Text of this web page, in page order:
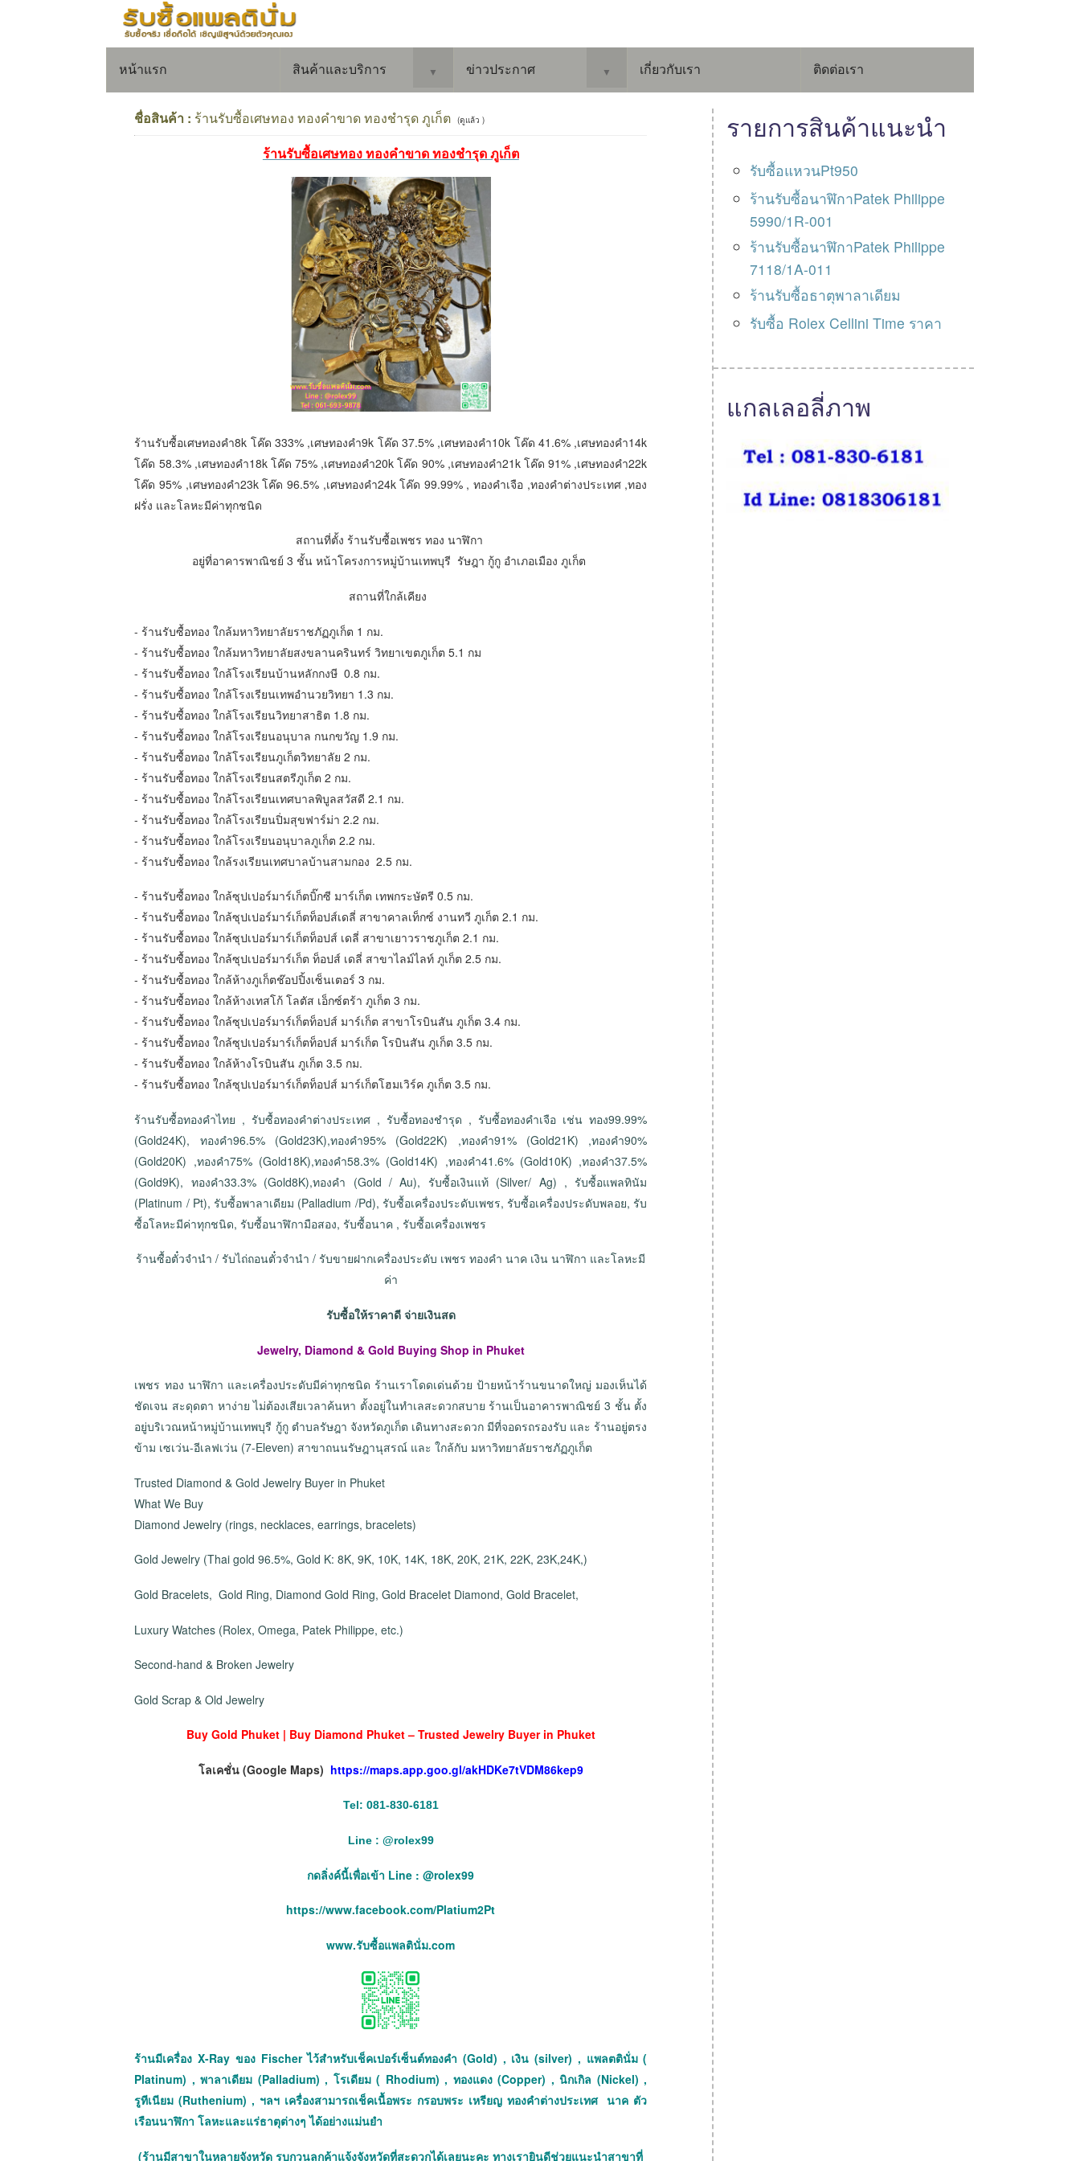
หน้าแรก สินค้าและบริการ ▼ ข่าวประกาศ ▼ เกี่ยวกับเรา ติดต่อเรา
ชื่อสินค้า : ร้านรับซื้อเศษทอง ทองคำขาด ทองชำรุด ภูเก็ต (ดูแล้ว )
ร้านรับซื้อเศษทอง ทองคำขาด ทองชำรุด ภูเก็ต
ร้านรับซื้อเศษทองคำ8k โค๊ด 333% ,เศษทองคำ9k โค๊ด 37.5% ,เศษทองคำ10k โค๊ด 41.6% ,เศษทองคำ14k
โค๊ด 58.3% ,เศษทองคำ18k โค๊ด 75% ,เศษทองคำ20k โค๊ด 90% ,เศษทองคำ21k โค๊ด 91% ,เศษทองคำ22k
โค๊ด 95% ,เศษทองคำ23k โค๊ด 96.5% ,เศษทองคำ24k โค๊ด 99.99% , ทองคำเจือ ,ทองคำต่างประเทศ ,ทอง
ฝรั่ง และโลหะมีค่าทุกชนิด
สถานที่ตั้ง ร้านรับซื้อเพชร ทอง นาฬิกา
อยู่ที่อาคารพาณิชย์ 3 ชั้น หน้าโครงการหมู่บ้านเทพบุรี รัษฎา กู้กู อำเภอเมือง ภูเก็ต
สถานที่ใกล้เคียง
- ร้านรับซื้อทอง​ ใกล้มหาวิทยาลัยราชภัฏภูเก็ต 1 กม.
- ร้านรับซื้อทอง​ ใกล้มหาวิทยาลัยสงขลานครินทร์ วิทยาเขตภูเก็ต 5.1 กม
- ร้านรับซื้อทอง​ ใกล้โรงเรียนบ้านหลักกงษี 0.8 กม.
- ร้านรับซื้อทอง​ ใกล้โรงเรียนเทพอำนวยวิทยา 1.3 กม.
- ร้านรับซื้อทอง​ ใกล้โรงเรียนวิทยาสาธิต 1.8 กม.
- ร้านรับซื้อทอง​ ใกล้โรงเรียนอนุบาล กนกขวัญ 1.9 กม.
- ร้านรับซื้อทอง​ ใกล้โรงเรียนภูเก็ตวิทยาลัย 2 กม.
- ร้านรับซื้อทอง​ ใกล้โรงเรียนสตรีภูเก็ต 2 กม.
- ร้านรับซื้อทอง​ ใกล้โรงเรียนเทศบาลพิบูลสวัสดี 2.1 กม.
- ร้านรับซื้อทอง​ ใกล้โรงเรียนปิ่มสุขฟาร์ม่า 2.2 กม.
- ร้านรับซื้อทอง​ ใกล้โรงเรียนอนุบาลภูเก็ต 2.2 กม.
- ร้านรับซื้อทอง​ ใกล้รงเรียนเทศบาลบ้านสามกอง 2.5 กม.
- ร้านรับซื้อทอง​ ใกล้ซุปเปอร์มาร์เก็ตบิ๊กซี มาร์เก็ต เทพกระษัตรี 0.5 กม.
- ร้านรับซื้อทอง​ ใกล้ซุปเปอร์มาร์เก็ตท็อปส์เดลี่ สาขาคาลเท็กซ์ งานทวี ภูเก็ต 2.1 กม.
- ร้านรับซื้อทอง​ ใกล้ซุปเปอร์มาร์เก็ตท็อปส์ เดลี่ สาขาเยาวราชภูเก็ต 2.1 กม.
- ร้านรับซื้อทอง​ ใกล้ซุปเปอร์มาร์เก็ต ท็อปส์ เดลี่ สาขาไลม์ไลท์ ภูเก็ต 2.5 กม.
- ร้านรับซื้อทอง​ ใกล้ห้างภูเก็ตช๊อปปิ้งเซ็นเตอร์ 3 กม.
- ร้านรับซื้อทอง​ ใกล้ห้างเทสโก้ โลตัส เอ็กซ์ตร้า ภูเก็ต 3 กม.
- ร้านรับซื้อทอง​ ใกล้ซุปเปอร์มาร์เก็ตท็อปส์ มาร์เก็ต สาขาโรบินสัน ภูเก็ต 3.4 กม.
- ร้านรับซื้อทอง​ ใกล้ซุปเปอร์มาร์เก็ตท็อปส์ มาร์เก็ต โรบินสัน ภูเก็ต 3.5 กม.
- ร้านรับซื้อทอง​ ใกล้ห้างโรบินสัน ภูเก็ต 3.5 กม.
- ร้านรับซื้อทอง​ ใกล้ซุปเปอร์มาร์เก็ตท็อปส์ มาร์เก็ตโฮมเวิร์ค ภูเก็ต 3.5 กม.
ร้านรับซื้อทองคำไทย , รับซื้อทองคำต่างประเทศ , รับซื้อทองชำรุด , รับซื้อทองคำเจือ เช่น ทอง99.99%
(Gold24K), ทองคำ96.5% (Gold23K),ทองคำ95% (Gold22K) ,ทองคำ91% (Gold21K) ,ทองคำ90%
(Gold20K) ,ทองคำ75% (Gold18K),ทองคำ58.3% (Gold14K) ,ทองคำ41.6% (Gold10K) ,ทองคำ37.5%
(Gold9K), ทองคำ33.3% (Gold8K),ทองคำ (Gold / Au), รับซื้อเงินแท้ (Silver/ Ag) , รับซื้อแพลทินัม
(Platinum / Pt), รับซื้อพาลาเดียม (Palladium /Pd), รับซื้อเครื่องประดับเพชร, รับซื้อเครื่องประดับพลอย, รับ
ซื้อโลหะมีค่าทุกชนิด, รับซื้อนาฬิกามือสอง, รับซื้อนาค , รับซื้อเครื่องเพชร
ร้านซื้อตั๋วจำนำ / รับไถ่ถอนตั๋วจำนำ / รับขายฝากเครื่องประดับ เพชร ทองคำ นาค เงิน นาฬิกา และโลหะมี
ค่า
รับซื้อให้ราคาดี จ่ายเงินสด
Jewelry, Diamond & Gold Buying Shop in Phuket
เพชร ทอง นาฬิกา และเครื่องประดับมีค่าทุกชนิด ร้านเราโดดเด่นด้วย ป้ายหน้าร้านขนาดใหญ่ มองเห็นได้
ชัดเจน สะดุดตา หาง่าย ไม่ต้องเสียเวลาค้นหา ตั้งอยู่ในทำเลสะดวกสบาย ร้านเป็นอาคารพาณิชย์ 3 ชั้น ตั้ง
อยู่บริเวณหน้าหมู่บ้านเทพบุรี กู้กู ตำบลรัษฎา จังหวัดภูเก็ต เดินทางสะดวก มีที่จอดรถรองรับ และ ร้านอยู่ตรง
ข้าม เซเว่น-อีเลฟเว่น (7-Eleven) สาขาถนนรัษฎานุสรณ์ และ ใกล้กับ มหาวิทยาลัยราชภัฏภูเก็ต
Trusted Diamond & Gold Jewelry Buyer in Phuket
What We Buy
Diamond Jewelry (rings, necklaces, earrings, bracelets)
Gold Jewelry (Thai gold 96.5%, Gold K: 8K, 9K, 10K, 14K, 18K, 20K, 21K, 22K, 23K,24K,)
Gold Bracelets, Gold Ring, Diamond Gold Ring, Gold Bracelet Diamond, Gold Bracelet,
Luxury Watches (Rolex, Omega, Patek Philippe, etc.)
Second-hand & Broken Jewelry
Gold Scrap & Old Jewelry
Buy Gold Phuket | Buy Diamond Phuket – Trusted Jewelry Buyer in Phuket
โลเคชั่น (Google Maps) https://maps.app.goo.gl/akHDKe7tVDM86kep9
Tel: 081-830-6181
Line : @rolex99
กดลิ่งค์นี้เพื่อเข้า Line : @rolex99
https://www.facebook.com/Platium2Pt
www.รับซื้อแพลตินั่ม.com
ร้านมีเครื่อง X-Ray ของ Fischer ไว้สำหรับเช็คเปอร์เซ็นต์ทองคำ (Gold) , เงิน (silver) , แพลตตินั่ม (
Platinum) , พาลาเดียม (Palladium) , โรเดียม ( Rhodium) , ทองแดง (Copper) , นิกเกิล (Nickel) ,
รูทีเนียม (Ruthenium) , ฯลฯ เครื่องสามารถเช็คเนื้อพระ กรอบพระ เหรียญ ทองคำต่างประเทศ นาค ตัว
เรือนนาฬิกา โลหะและแร่ธาตุต่างๆ ได้อย่างแม่นยำ
(ร้านมีสาขาในหลายจังหวัด รบกวนลูกค้าแจ้งจังหวัดที่สะดวกได้เลยนะคะ ทางเรายินดีช่วยแนะนำสาขาที่
รายการสินค้าแนะนำ
รับซื้อแหวนPt950
ร้านรับซื้อนาฬิกาPatek Philippe
5990/1R-001
ร้านรับซื้อนาฬิกาPatek Philippe
7118/1A-011
ร้านรับซื้อธาตุพาลาเดียม
รับซื้อ Rolex Cellini Time ราคา
แกลเลอลี่ภาพ